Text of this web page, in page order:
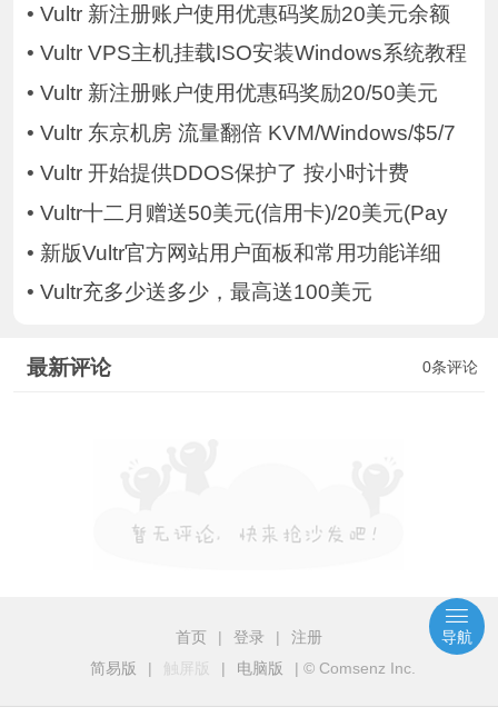
• Vultr 新注册账户使用优惠码奖励20美元余额
• Vultr VPS主机挂载ISO安装Windows系统教程
• Vultr 新注册账户使用优惠码奖励20/50美元
• Vultr 东京机房 流量翻倍 KVM/Windows/$5/7
• Vultr 开始提供DDOS保护了 按小时计费
• Vultr十二月赠送50美元(信用卡)/20美元(Pay
• 新版Vultr官方网站用户面板和常用功能详细
• Vultr充多少送多少，最高送100美元
0条评论
最新评论
首页 | 登录 |
注册
简易版
| 触屏版 | 电脑版 | © Comsenz Inc.
导航